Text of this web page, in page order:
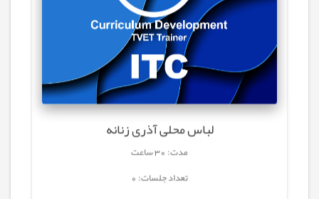
لباس محلی آذری زنانه
مدت: 30 ساعت
تعداد جلسات: 0